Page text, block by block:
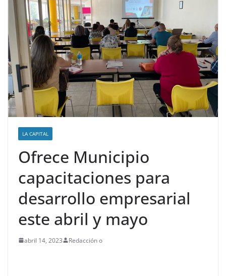
LA CAPITAL
Ofrece Municipio
capacitaciones para
desarrollo empresarial
este abril y mayo
abril 14, 2023 Redacción o